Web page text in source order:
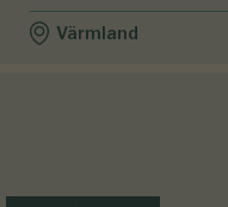
Värmland